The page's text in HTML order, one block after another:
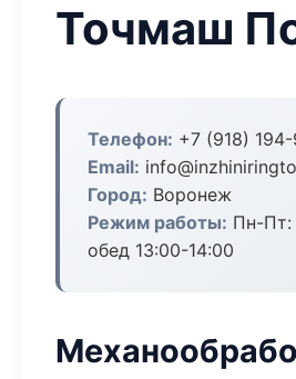
Точмаш
Телефон: +7 (918)
Email:
Город: Воронеж
Режим работы: Пн-Пт:
обед 13:00-14:00